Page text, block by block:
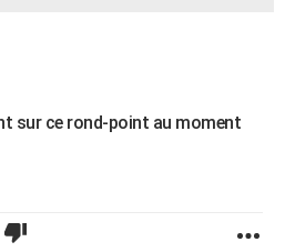
sur ce rond-point au moment